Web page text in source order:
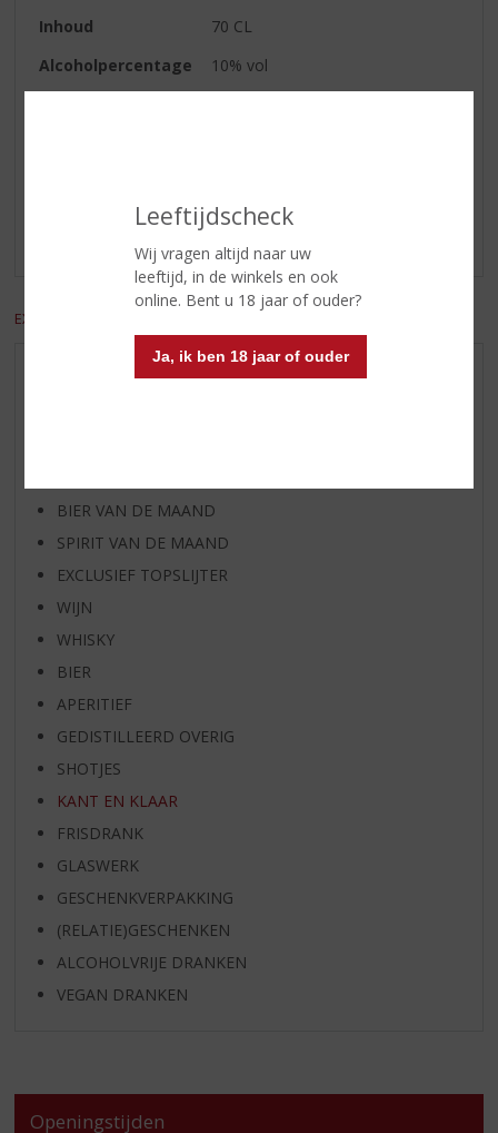
Leeftijdscheck
Wij vragen altijd naar uw
leeftijd, in de winkels en ook
online. Bent u 18 jaar of ouder?
Ja, ik ben 18 jaar of ouder
Inhoud
70 CL
Alcoholpercentage
10% vol
EXCL. BTW
AANBIEDINGEN
BIER VAN DE MAAND
SPIRIT VAN DE MAAND
EXCLUSIEF TOPSLIJTER
WIJN
WHISKY
BIER
APERITIEF
GEDISTILLEERD OVERIG
SHOTJES
KANT EN KLAAR
FRISDRANK
GLASWERK
GESCHENKVERPAKKING
(RELATIE)GESCHENKEN
ALCOHOLVRIJE DRANKEN
VEGAN DRANKEN
Openingstijden